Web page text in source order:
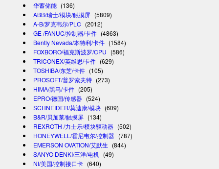
华蓄储能 (136)
ABB/瑞士/模块/触摸屏 (5809)
A-B/罗克韦尔/PLC (2012)
GE /FANUC/控制器/卡件 (4863)
Bently Nevada/本特利/卡件 (1584)
FOXBORO/福克斯波罗/CPU (586)
TRICONEX/英维思/卡件 (629)
TOSHIBA/东芝/卡件 (105)
PROSOFT/普罗索夫特 (273)
HIMA/黑马/卡件 (205)
EPRO/德国/传感器 (524)
SCHNEIDER/莫迪康/模块 (609)
B&R/贝加莱/触摸屏 (134)
REXROTH /力士乐/模块驱动器 (502)
HONEYWELL/霍尼韦尔/控制器 (787)
EMERSON OVATION/艾默生 (844)
SANYO DENKI/三洋/电机 (49)
NI/美国/控制接口卡 (640)